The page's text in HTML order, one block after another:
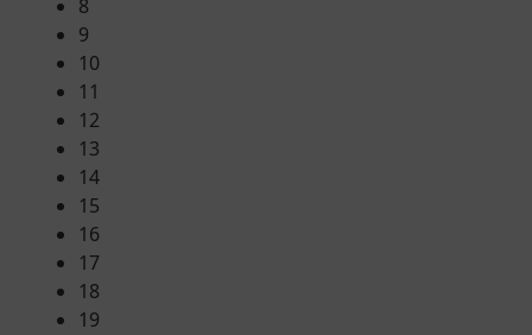
8
9
10
11
12
13
14
15
16
17
18
19